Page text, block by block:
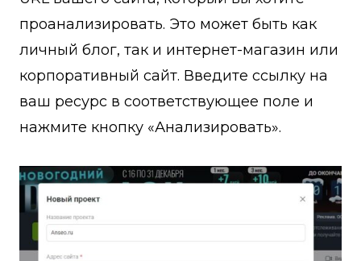
проанализировать. Это может быть как
личный блог, так и интернет-магазин или
корпоративный сайт. Введите ссылку на
ваш ресурс в соответствующее поле и
нажмите кнопку «Анализировать».